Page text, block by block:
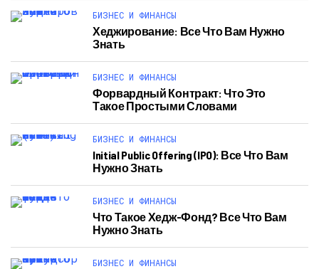
БИЗНЕС И ФИНАНСЫ
Хеджирование: Все Что Вам Нужно
Знать
БИЗНЕС И ФИНАНСЫ
Форвардный Контракт: Что Это
Такое Простыми Словами
БИЗНЕС И ФИНАНСЫ
Initial Public Offering (IPO): Все Что Вам
Нужно Знать
БИЗНЕС И ФИНАНСЫ
Что Такое Хедж-Фонд? Все Что Вам
Нужно Знать
БИЗНЕС И ФИНАНСЫ